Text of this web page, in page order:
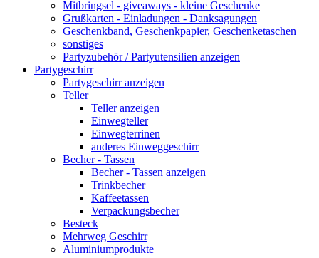
Mitbringsel - giveaways - kleine Geschenke
Grußkarten - Einladungen - Danksagungen
Geschenkband, Geschenkpapier, Geschenketaschen
sonstiges
Partyzubehör / Partyutensilien anzeigen
Partygeschirr
Partygeschirr anzeigen
Teller
Teller anzeigen
Einwegteller
Einwegterrinen
anderes Einweggeschirr
Becher - Tassen
Becher - Tassen anzeigen
Trinkbecher
Kaffeetassen
Verpackungsbecher
Besteck
Mehrweg Geschirr
Aluminiumprodukte